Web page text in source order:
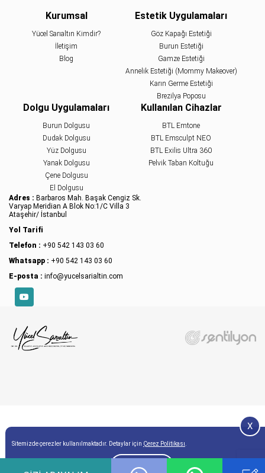
Kurumsal
Yücel Sarıaltın Kimdir?
İletişim
Blog
Estetik Uygulamaları
Göz Kapağı Estetiği
Burun Estetiği
Gamze Estetiği
Annelik Estetiği (Mommy Makeover)
Karın Germe Estetiği
Brezilya Poposu
Dolgu Uygulamaları
Burun Dolgusu
Dudak Dolgusu
Yüz Dolgusu
Yanak Dolgusu
Çene Dolgusu
El Dolgusu
Kullanılan Cihazlar
BTL Emtone
BTL Emsculpt NEO
BTL Exilis Ultra 360
Pelvik Taban Koltuğu
Adres : Barbaros Mah. Başak Cengiz Sk.
Varyap Meridian A Blok No:1/C Villa 3
Ataşehir/ İstanbul
Yol Tarifi
Telefon : +90 542 143 03 60
Whatsapp : +90 542 143 03 60
E-posta : info@yucelsarialtin.com
YouTube
Sitemizde çerezler kullanılmaktadır. Detaylar için Çerez Politikası
Onay
X